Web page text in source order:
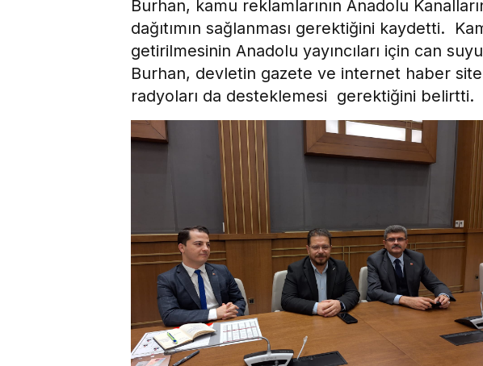
Burhan, kamu reklamlarının Anadolu
dağıtımın sağlanması gerektiğini kaydetti.
getirilmesinin Anadolu yayıncıları için can
Burhan, devletin gazete ve internet haber
radyoları da desteklemesi gerektiğini belirtti.